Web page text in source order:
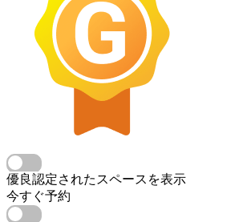
優良認定されたスペースを表示
今すぐ予約